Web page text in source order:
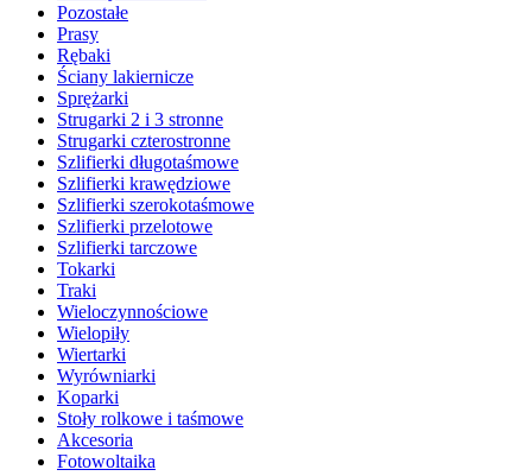
Pozostałe
Prasy
Rębaki
Ściany lakiernicze
Sprężarki
Strugarki 2 i 3 stronne
Strugarki czterostronne
Szlifierki długotaśmowe
Szlifierki krawędziowe
Szlifierki szerokotaśmowe
Szlifierki przelotowe
Szlifierki tarczowe
Tokarki
Traki
Wieloczynnościowe
Wielopiły
Wiertarki
Wyrówniarki
Koparki
Stoły rolkowe i taśmowe
Akcesoria
Fotowoltaika